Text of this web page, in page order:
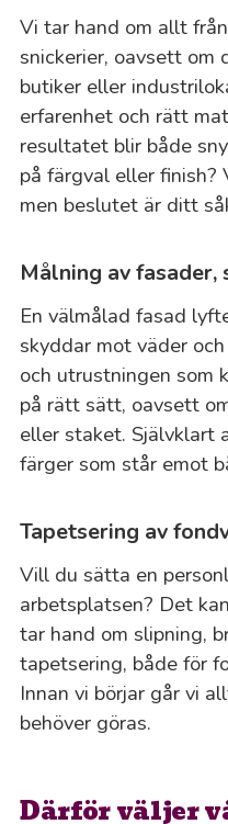
Vi tar hand om allt
snickerier, oavsett om
butiker eller
erfarenhet och rätt
resultatet blir både
på färgval eller finish?
men beslutet är ditt
Målning av
En välmålad fasad
skyddar mot väder
och utrustningen som
på rätt sätt, oavsett
eller staket. Självklart
färger som står emot
Tapetsering av
Vill du sätta en
arbetsplatsen? Det
tar hand om slipning,
tapetsering, både för
Innan vi börjar går vi
behöver göras.
Därför väljer